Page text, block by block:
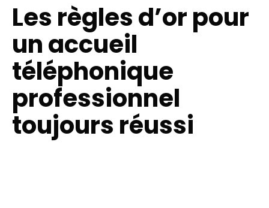
Les règles d’or pour
un accueil
téléphonique
professionnel
toujours réussi